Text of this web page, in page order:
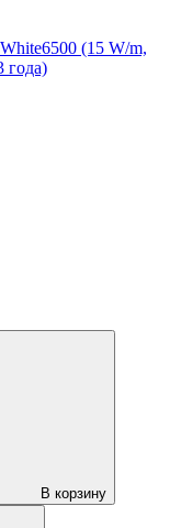
(15 W/m,
года)
В корзину